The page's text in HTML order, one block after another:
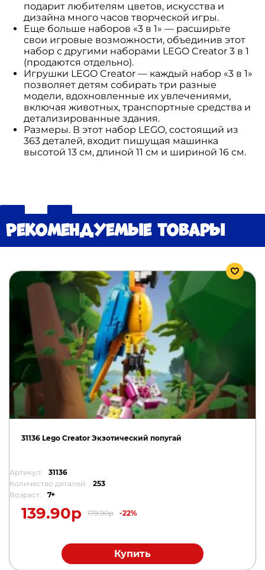
подарит любителям цветов, искусства и
дизайна много часов творческой игры.
Еще больше наборов «3 в 1» — расширьте
свои игровые возможности, объединив этот
набор с другими наборами LEGO Creator 3 в 1
(продаются отдельно).
Игрушки LEGO Creator — каждый набор «3 в 1»
позволяет детям собирать три разные
модели, вдохновленные их увлечениями,
включая животных, транспортные средства и
детализированные здания.
Размеры. В этот набор LEGO, состоящий из
363 деталей, входит пишущая машинка
высотой 13 см, длиной 11 см и шириной 16 см.
Рекомендуемые товары
31136 Lego Creator Экзотический попугай
Артикул:
31136
Количество деталей:
253
Возраст:
7+
139.90р 179.90р -22%
Купить